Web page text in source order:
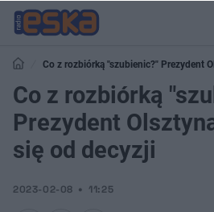
Co z rozbiórką "szubienic?" Prezydent
Co z rozbiórką
Prezydent
się od decyzji
2023-02-08 11:25